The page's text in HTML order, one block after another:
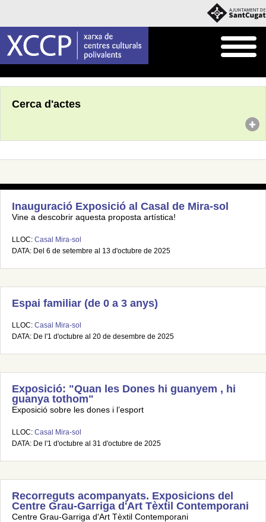
Cerca d'actes
Inauguració Exposició al Casal de Mira-sol
Vine a descobrir aquesta proposta artística!
LLOC: Casal Mira-sol
DATA: Del 6 de setembre al 13 d'octubre de 2025
Espai familiar (de 0 a 3 anys)
LLOC: Casal Mira-sol
DATA: De l'1 d'octubre al 20 de desembre de 2025
Exposició: "Quan les Dones hi guanyem , hi
guanya tothom"
Exposició sobre les dones i l’esport
LLOC: Casal Mira-sol
DATA: De l'1 d'octubre al 31 d'octubre de 2025
Recorreguts acompanyats. Exposicions del
Centre Grau-Garriga d'Art Tèxtil Contemporani
Centre Grau-Garriga d'Art Tèxtil Contemporani